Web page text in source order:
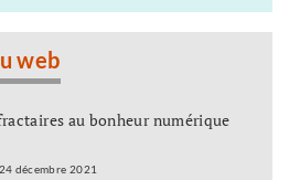
web
au bonheur numérique
24 décembre 2021